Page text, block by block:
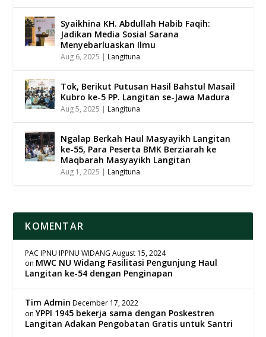
Syaikhina KH. Abdullah Habib Faqih:
Jadikan Media Sosial Sarana
Menyebarluaskan Ilmu
Aug 6, 2025 |Langituna
Tok, Berikut Putusan Hasil Bahstul Masail
Kubro ke-5 PP. Langitan se-Jawa Madura
Aug 5, 2025 |Langituna
Ngalap Berkah Haul Masyayikh Langitan
ke-55, Para Peserta BMK Berziarah ke
Maqbarah Masyayikh Langitan
Aug 1, 2025 |Langituna
KOMENTAR
PAC IPNU IPPNU WIDANG August 15, 2024
on MWC NU Widang Fasilitasi Pengunjung Haul
Langitan ke-54 dengan Penginapan
Tim Admin December 17, 2022
onYPPI 1945 bekerja sama dengan Poskestren
Langitan Adakan Pengobatan Gratis untuk Santri